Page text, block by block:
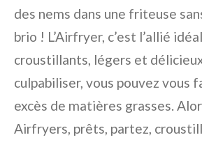
des nems dans une friteuse
brio ! L’Airfryer, c’est l’allié
croustillants, légers et
culpabiliser, vous pouvez vous
excès de matières grasses.
Airfryers, prêts, partez,